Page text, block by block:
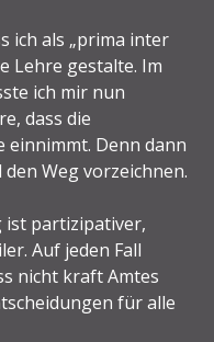
ich als „prima inter
Lehre gestalte. Im
ich mir nun
dass die
Denn dann
Weg vorzeichnen.
ist partizipativer,
Auf jeden Fall
nicht kraft Amtes
für alle